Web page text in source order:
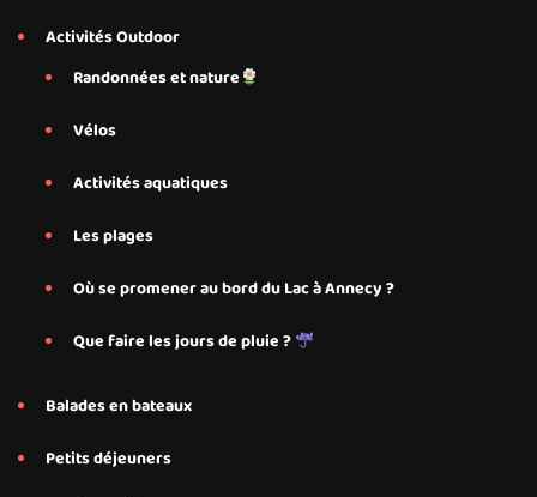
Activités Outdoor
Randonnées et nature
Vélos
Activités aquatiques
Les plages
Où se promener au bord du Lac à Annecy ?
Que faire les jours de pluie ?
Balades en bateaux
Petits déjeuners